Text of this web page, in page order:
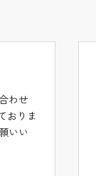
わせ
おりま
いい